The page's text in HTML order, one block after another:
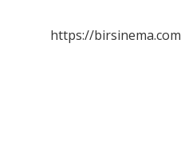
https://birsinema.com